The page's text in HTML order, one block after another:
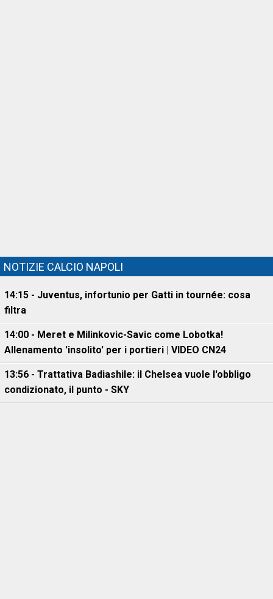
NOTIZIE CALCIO NAPOLI
14:15 - Juventus, infortunio per Gatti in tournée: cosa
filtra
14:00 - Meret e Milinkovic-Savic come Lobotka!
Allenamento 'insolito' per i portieri | VIDEO CN24
13:56 - Trattativa Badiashile: il Chelsea vuole l'obbligo
condizionato, il punto - SKY